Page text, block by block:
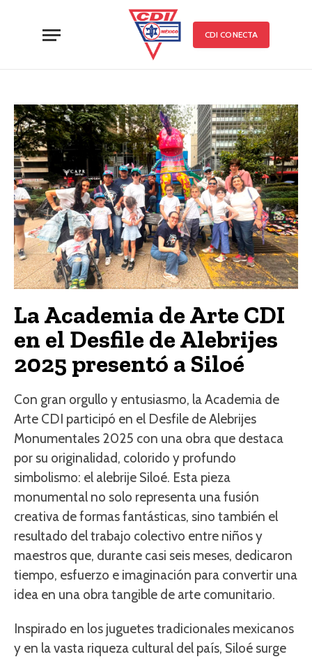
CDI CONECTA
La Academia de Arte CDI
en el Desfile de Alebrijes
2025 presentó a Siloé
Con gran orgullo y entusiasmo, la Academia de
Arte CDI participó en el Desfile de Alebrijes
Monumentales 2025 con una obra que destaca
por su originalidad, colorido y profundo
simbolismo: el alebrije Siloé. Esta pieza
monumental no solo representa una fusión
creativa de formas fantásticas, sino también el
resultado del trabajo colectivo entre niños y
maestros que, durante casi seis meses, dedicaron
tiempo, esfuerzo e imaginación para convertir una
idea en una obra tangible de arte comunitario.
Inspirado en los juguetes tradicionales mexicanos
y en la vasta riqueza cultural del país, Siloé surge